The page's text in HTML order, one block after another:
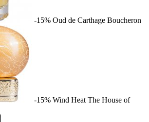
-15% Oud de Carthage Boucheron
-15% Wind Heat The House of